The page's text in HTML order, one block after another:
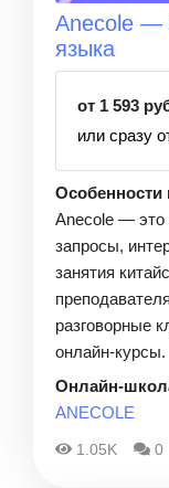
Anecole —
языка
от 1 593
или сразу
Особенности
Anecole — это
запросы,
занятия
разговорные
онлайн-курсы.
Онлайн-
ANECOLE
1.05K 0